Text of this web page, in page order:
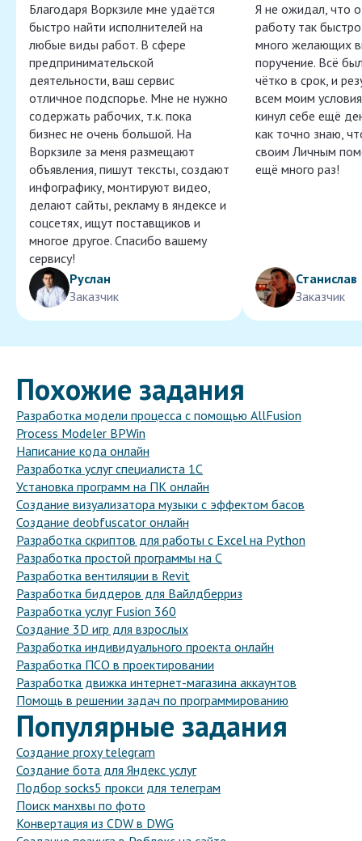
Благодаря Воркзиле мне удаётся
быстро найти исполнителей на
любые виды работ. В сфере
предпринимательской
деятельности, ваш сервис
отличное подспорье. Мне не нужно
содержать рабочих, т.к. пока
бизнес не очень большой. На
Воркзиле за меня размещают
объявления, пишут тексты, создают
инфографику, монтируют видео,
делают сайты, рекламу в яндексе и
соцсетях, ищут поставщиков и
многое другое. Спасибо вашему
сервису!
Руслан
Заказчик
Я не ожидал, что
работу так
много желающих
поручение. Всё
чётко в срок, и
всем моим
кинул себе ещё
как точно знаю,
своим Личным
ещё много раз!
Станислав
Заказчик
Похожие задания
Разработка модели процесса с помощью AllFusion
Process Modeler BPWin
Написание кода онлайн
Разработка услуг специалиста 1С
Установка программ на ПК онлайн
Создание визуализатора музыки с эффектом басов
Создание deobfuscator онлайн
Разработка скриптов для работы с Excel на Python
Разработка простой программы на C
Разработка вентиляции в Revit
Разработка биддеров для Вайлдберриз
Разработка услуг Fusion 360
Создание 3D игр для взрослых
Разработка индивидуального проекта онлайн
Разработка ПСО в проектировании
Разработка движка интернет-магазина аккаунтов
Помощь в решении задач по программированию
Популярные задания
Создание proxy telegram
Создание бота для Яндекс услуг
Подбор socks5 прокси для телеграм
Поиск манхвы по фото
Конвертация из CDW в DWG